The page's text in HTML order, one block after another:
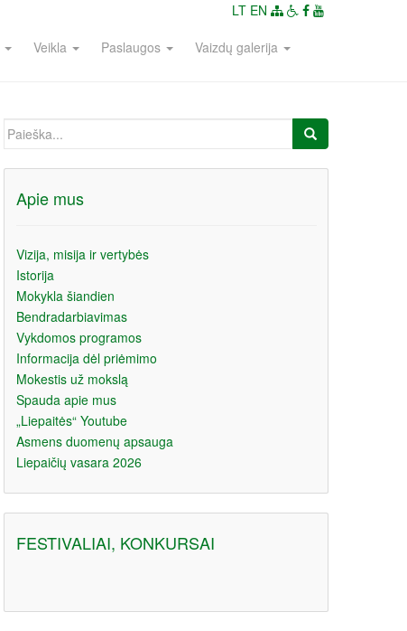
LT EN
Veikla Paslaugos Vaizdų galerija
Ieškoti:
Apie mus
Vizija, misija ir vertybės
Istorija
Mokykla šiandien
Bendradarbiavimas
Vykdomos programos
Informacija dėl priėmimo
Mokestis už mokslą
Spauda apie mus
„Liepaitės“ Youtube
Asmens duomenų apsauga
Liepaičių vasara 2026
FESTIVALIAI, KONKURSAI